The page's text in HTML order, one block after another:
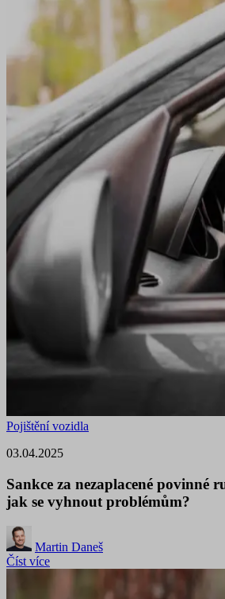
Pojištění vozidla
03.04.2025
Sankce za nezaplacené povinné
jak se vyhnout problémům?
Martin Daneš
Číst více